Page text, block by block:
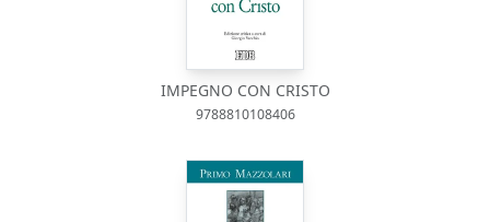
IMPEGNO CON CRISTO
9788810108406